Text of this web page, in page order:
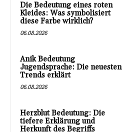
Die Bedeutung eines roten
Kleides: Was symbolisiert
diese Farbe wirklich?
06.08.2026
Anik Bedeutung
Jugendsprache: Die neuesten
Trends erklärt
06.08.2026
Herzblut Bedeutung: Die
tiefere Erklärung und
Herkunft des Begriffs